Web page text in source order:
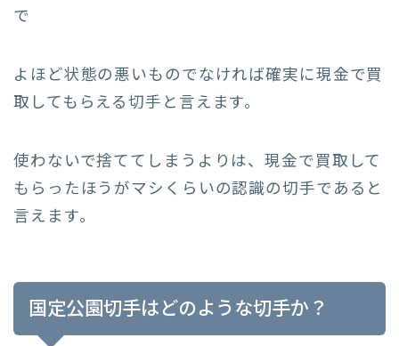
で
よほど状態の悪いものでなければ確実に現金で買
取してもらえる切手と言えます。
使わないで捨ててしまうよりは、現金で買取して
もらったほうがマシくらいの認識の切手であると
言えます。
国定公園切手はどのような切手か？